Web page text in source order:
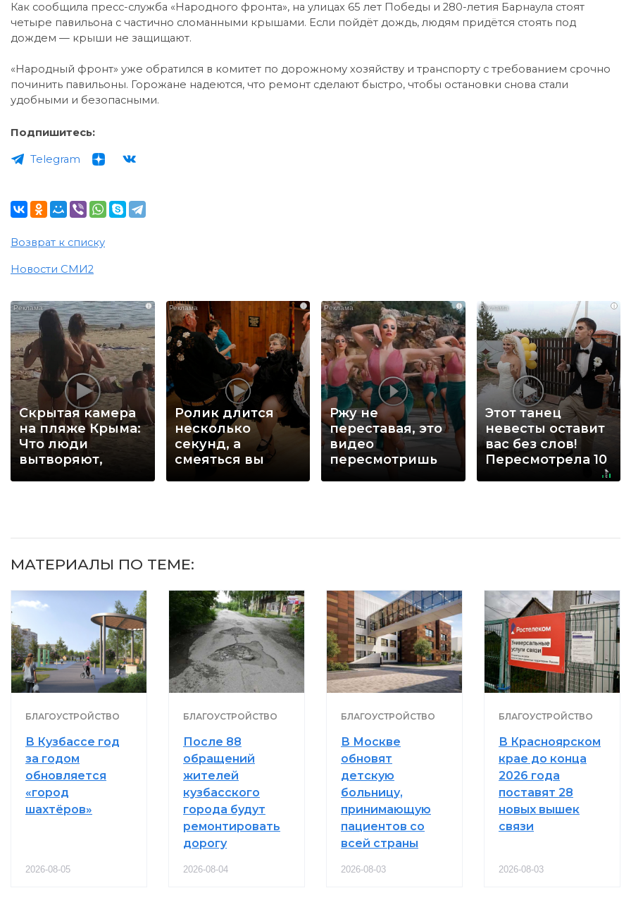
Как сообщила пресс-служба «Народного фронта», на улицах 65 лет Победы и 280-летия Барнаула стоят
четыре павильона с частично сломанными крышами. Если пойдёт дождь, людям придётся стоять под
дождем — крыши не защищают.
«Народный фронт» уже обратился в комитет по дорожному хозяйству и транспорту с требованием срочно
починить павильоны. Горожане надеются, что ремонт сделают быстро, чтобы остановки снова стали
удобными и безопасными.
Подпишитесь:
Telegram
Возврат к списку
Новости СМИ2
i
Скрытая камера
на пляже Крыма:
Что люди
вытворяют,
i
Ролик длится
несколько
секунд, а
смеяться вы
i
Ржу не
переставая, это
видео
пересмотришь
i
Этот танец
невесты оставит
вас без слов!
Пересмотрела 10
МАТЕРИАЛЫ ПО ТЕМЕ:
БЛАГОУСТРОЙСТВО
В Кузбассе год
за годом
обновляется
«город
шахтёров»
2026-08-05
БЛАГОУСТРОЙСТВО
После 88
обращений
жителей
кузбасского
города будут
ремонтировать
дорогу
2026-08-04
БЛАГОУСТРОЙСТВО
В Москве
обновят
детскую
больницу,
принимающую
пациентов со
всей страны
2026-08-03
БЛАГОУСТРОЙСТВО
В Красноярском
крае до конца
2026 года
поставят 28
новых вышек
связи
2026-08-03